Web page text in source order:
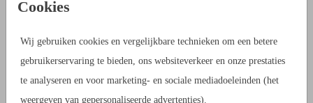
Cookies
Wij gebruiken cookies en vergelijkbare technieken om een betere
gebruikerservaring te bieden, ons websiteverkeer en onze prestaties
te analyseren en voor marketing- en sociale mediadoeleinden (het
weergeven van gepersonaliseerde advertenties).
FORMAAT: 50X50 MM